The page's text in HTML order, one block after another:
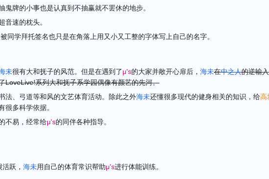
鬼牌的小事也是认真到不抽赢就不罢休的地步。
音速的枕头。
同学拜托签名也只是在角落上用又小又工整的字体写上自己的名字。
未很有大和抚子的风范。但是在遇到了μ's的大家并敞开心扉后， 海未在中之人的逆输
LoveLive!系列大和抚子系学园偶像有颜艺的先河。
法、弓道等和风的文艺体育活动。除此之外海未还懂很多现代的健身相关的知识，给高
很多科学依据。
不易，经常给μ's的同伴各种指导。
活跃，海未用自己的体育常识帮助μ's进行体能训练。